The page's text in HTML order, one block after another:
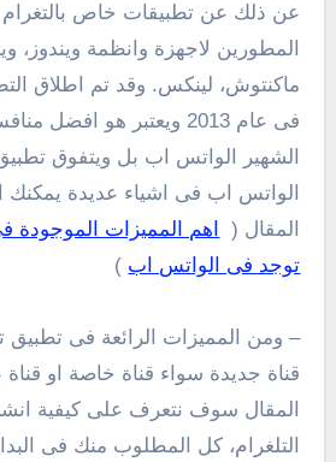
عن ذلك عن تطبيقات خاص
المطورين لاجهزة وانظمة ويندوز،
ماكنتوش، لينكس. وقد تم اطلاق
فى عام 2013 ويعتبر هو
الشهير الواتس اب بل ويتفوق
الواتس اب فى اشياء عديدة يمكنك
المقال (
اهم المميزات الموجودة
توجد فى الواتس اب )
– ومن المميزات الرائعة فى تطبيق
قناة جديدة سواء قناة خاصة او قناة
المقال سوف نتعرف على كيفية
التلغرام، كل المطلوب منك فى